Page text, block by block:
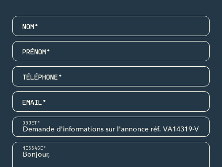
NOM*
PRÉNOM*
TÉLÉPHONE*
EMAIL*
OBJET*
MESSAGE*